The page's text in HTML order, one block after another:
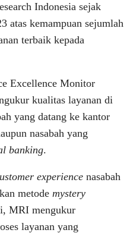
Indonesia sejak
atas kemampuan sejumlah
terbaik kepada
Excellence Monitor
kualitas layanan di
yang datang ke kantor
nasabah yang
banking.
experience nasabah
metode mystery
MRI mengukur
layanan yang